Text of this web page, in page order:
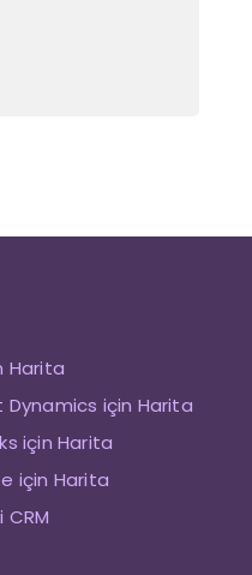
Harita
Dynamics için Harita
için Harita
için Harita